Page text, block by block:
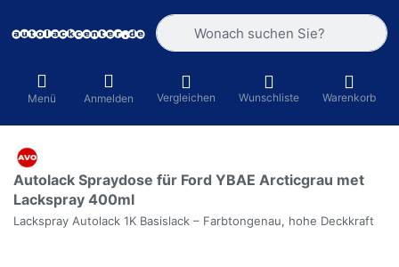
Geben Sie einen Suchbegriff ein.
Menü Anmelden Vergleichen Wunschliste Warenkorb
Autolack Spraydose für Ford YBAE Arcticgrau met
Lackspray 400ml
Lackspray Autolack 1K Basislack – Farbtongenau, hohe Deckkraft